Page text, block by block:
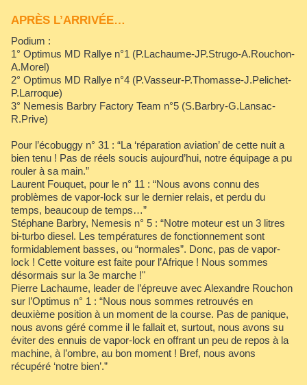
APRÈS L’ARRIVÉE…
Podium :
1° Optimus MD Rallye n°1 (P.Lachaume-JP.Strugo-A.Rouchon-
A.Morel)
2° Optimus MD Rallye n°4 (P.Vasseur-P.Thomasse-J.Pelichet-
P.Larroque)
3° Nemesis Barbry Factory Team n°5 (S.Barbry-G.Lansac-
R.Prive)
Pour l’écobuggy n° 31 : “La ‘réparation aviation’ de cette nuit a
bien tenu ! Pas de réels soucis aujourd’hui, notre équipage a pu
rouler à sa main.”
Laurent Fouquet, pour le n° 11 : “Nous avons connu des
problèmes de vapor-lock sur le dernier relais, et perdu du
temps, beaucoup de temps…”
Stéphane Barbry, Nemesis n° 5 : “Notre moteur est un 3 litres
bi-turbo diesel. Les températures de fonctionnement sont
formidablement basses, ou “normales”. Donc, pas de vapor-
lock ! Cette voiture est faite pour l’Afrique ! Nous sommes
désormais sur la 3e marche !"
Pierre Lachaume, leader de l’épreuve avec Alexandre Rouchon
sur l’Optimus n° 1 : “Nous nous sommes retrouvés en
deuxième position à un moment de la course. Pas de panique,
nous avons géré comme il le fallait et, surtout, nous avons su
éviter des ennuis de vapor-lock en offrant un peu de repos à la
machine, à l’ombre, au bon moment ! Bref, nous avons
récupéré ‘notre bien’.”